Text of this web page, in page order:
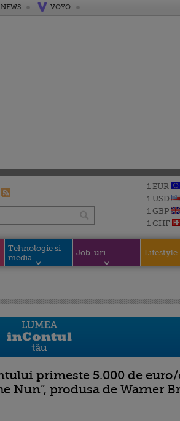
VOYO
1 EUR
1 USD
1 GBP
1 CHF
Tehnologie si
media
Job-uri Lifestyle
primeste 5.000 de
Nun”, produsa de Warner